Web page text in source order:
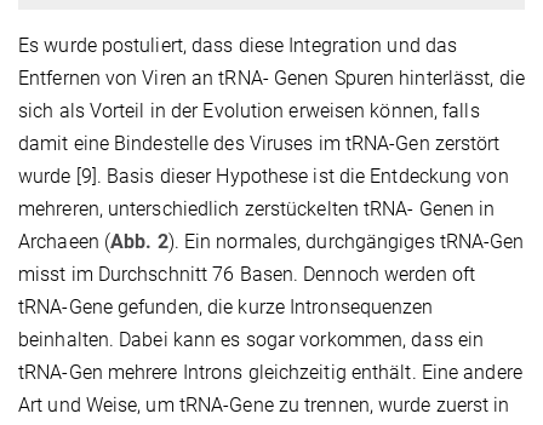
Es wurde postuliert, dass diese Integration und das
Entfernen von Viren an tRNA- Genen Spuren hinterlässt, die
sich als Vorteil in der Evolution erweisen können, falls
damit eine Bindestelle des Viruses im tRNA-Gen zerstört
wurde [9]. Basis dieser Hypothese ist die Entdeckung von
mehreren, unterschiedlich zerstückelten tRNA- Genen in
Archaeen (Abb. 2). Ein normales, durchgängiges tRNA-Gen
misst im Durchschnitt 76 Basen. Dennoch werden oft
tRNA-Gene gefunden, die kurze Intronsequenzen
beinhalten. Dabei kann es sogar vorkommen, dass ein
tRNA-Gen mehrere Introns gleichzeitig enthält. Eine andere
Art und Weise, um tRNA-Gene zu trennen, wurde zuerst in